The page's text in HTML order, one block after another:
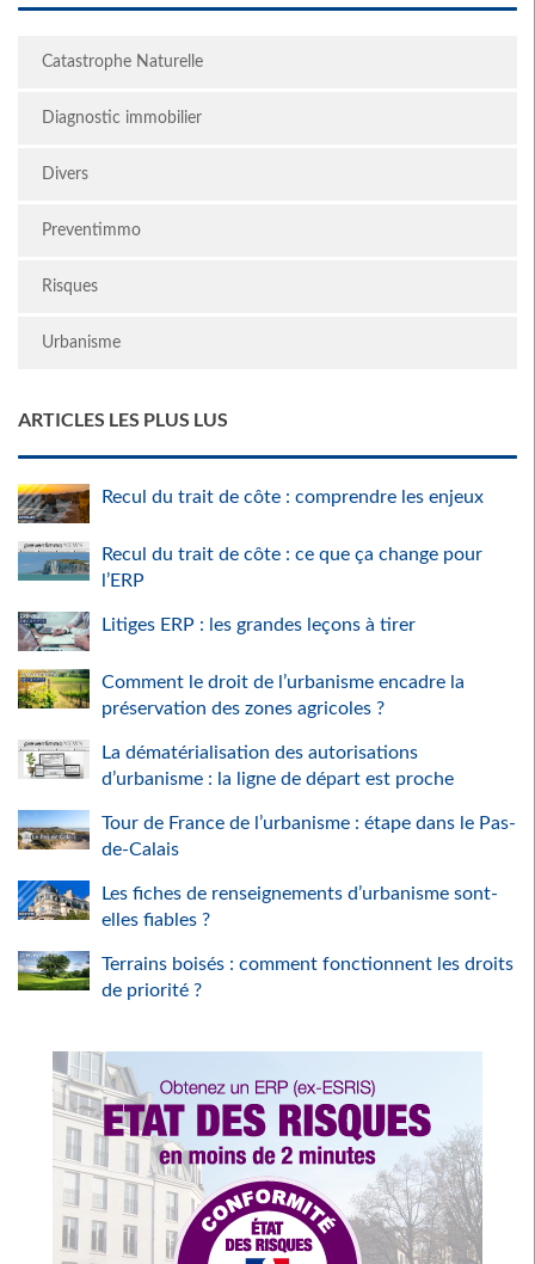
Catastrophe Naturelle
Diagnostic immobilier
Divers
Preventimmo
Risques
Urbanisme
ARTICLES LES PLUS LUS
Recul du trait de côte : comprendre les enjeux
Recul du trait de côte : ce que ça change pour
l’ERP
Litiges ERP : les grandes leçons à tirer
Comment le droit de l’urbanisme encadre la
préservation des zones agricoles ?
La dématérialisation des autorisations
d’urbanisme : la ligne de départ est proche
Tour de France de l’urbanisme : étape dans le Pas-
de-Calais
Les fiches de renseignements d’urbanisme sont-
elles fiables ?
Terrains boisés : comment fonctionnent les droits
de priorité ?